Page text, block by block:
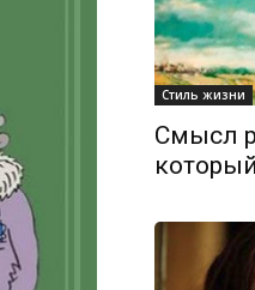
Стиль жизни
Смысл